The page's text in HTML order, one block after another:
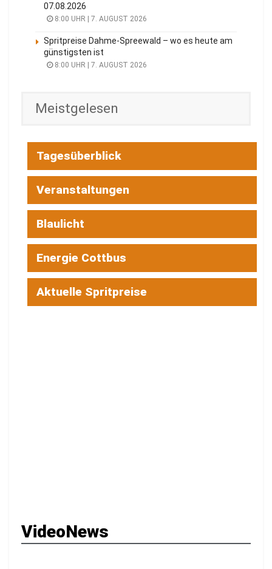
07.08.2026
8:00 UHR | 7. AUGUST 2026
Spritpreise Dahme-Spreewald – wo es heute am
günstigsten ist
8:00 UHR | 7. AUGUST 2026
Meistgelesen
Tagesüberblick
Veranstaltungen
Blaulicht
Energie Cottbus
Aktuelle Spritpreise
VideoNews